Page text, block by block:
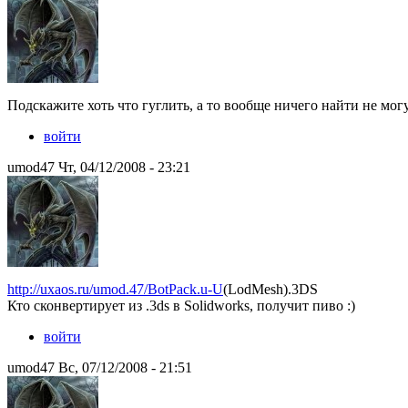
Подскажите хоть что гуглить, а то вообще ничего найти не
войти
umod47 Чт, 04/12/2008 - 23:21
http://uxaos.ru/umod.47/BotPack.u-U(LodMesh).3DS
Кто сконвертирует из .3ds в Solidworks, получит пиво :)
войти
umod47 Вс, 07/12/2008 - 21:51